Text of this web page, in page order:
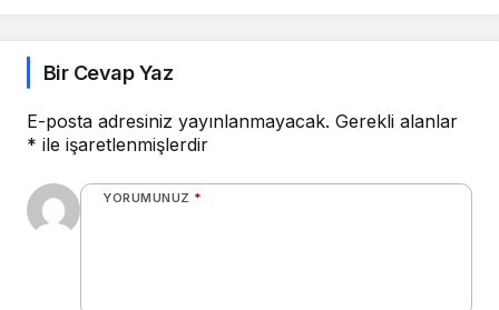
Bir Cevap Yaz
E-posta adresiniz yayınlanmayacak. Gerekli alanlar
* ile işaretlenmişlerdir
YORUMUNUZ *